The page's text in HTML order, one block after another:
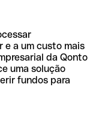
a um custo mais
da Qonto
uma solução
fundos para